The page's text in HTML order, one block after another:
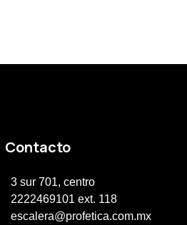
Contacto
3 sur 701, centro
2222469101 ext. 118
escalera@profetica.com.mx